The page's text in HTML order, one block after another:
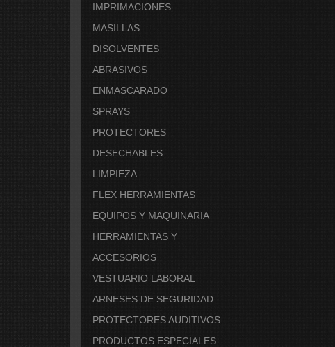
IMPRIMACIONES
MASILLAS
DISOLVENTES
ABRASIVOS
ENMASCARADO
SPRAYS
PROTECTORES
DESECHABLES
LIMPIEZA
FLEX HERRAMIENTAS
EQUIPOS Y MAQUINARIA
HERRAMIENTAS Y
ACCESORIOS
VESTUARIO LABORAL
ARNESES DE SEGURIDAD
PROTECTORES AUDITIVOS
PRODUCTOS ESPECIALES